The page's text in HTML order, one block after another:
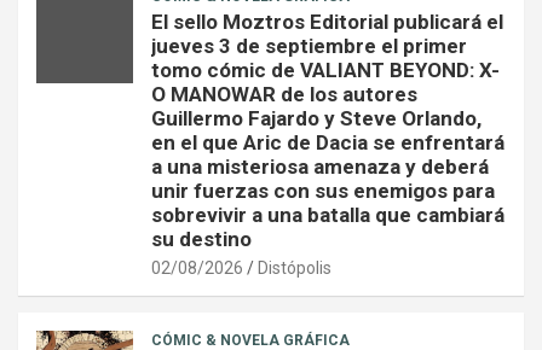
El sello Moztros Editorial publicará el
jueves 3 de septiembre el primer
tomo cómic de VALIANT BEYOND: X-
O MANOWAR de los autores
Guillermo Fajardo y Steve Orlando,
en el que Aric de Dacia se enfrentará
a una misteriosa amenaza y deberá
unir fuerzas con sus enemigos para
sobrevivir a una batalla que cambiará
su destino
02/08/2026 Distópolis
CÓMIC & NOVELA GRÁFICA